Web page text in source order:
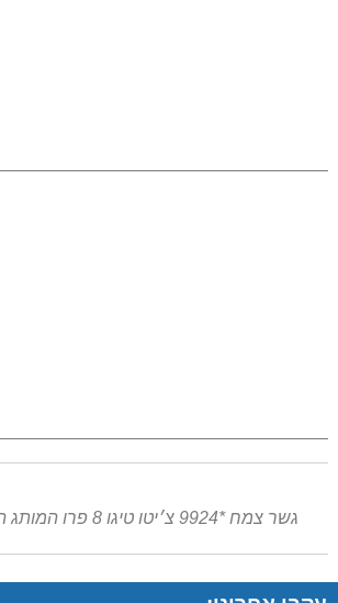
גשר צמח *9924 צ׳יטו טיגו 8 פרו המותג הסיני הגיע לצפון